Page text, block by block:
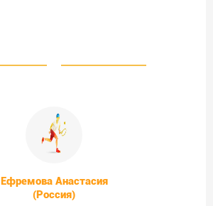
Ефремова Анастасия
(Россия)